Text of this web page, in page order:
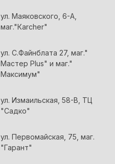
ул. Маяковского, 6-А,
маг."Кarcher"
ул. С.Файнблата 27, маг."
Мастер Plus" и маг."
Максимум"
ул. Измаильская, 58-В, ТЦ
"Садко"
ул. Первомайская, 75, маг.
"Гарант"